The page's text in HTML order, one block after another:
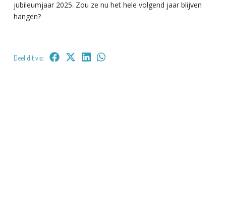
jubileumjaar 2025. Zou ze nu het hele volgend jaar blijven
hangen?
Deel dit via: